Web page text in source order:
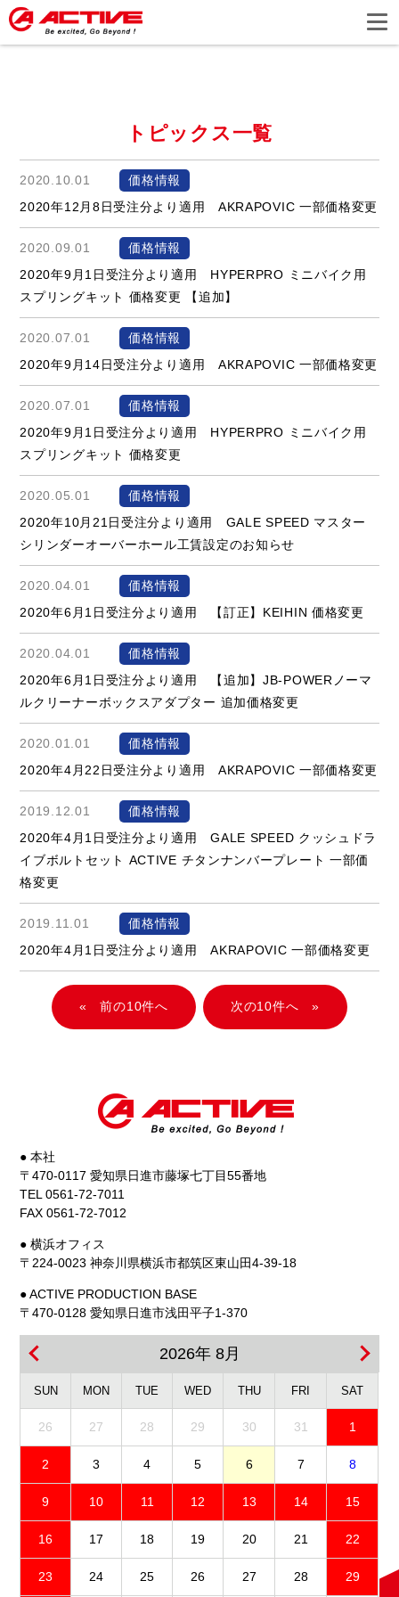
トピックス一覧
2020.10.01
価格情報
2020年12月8日受注分より適用 AKRAPOVIC 一部価格変更
2020.09.01
価格情報
2020年9月1日受注分より適用 HYPERPRO ミニバイク用
スプリングキット 価格変更 【追加】
2020.07.01
価格情報
2020年9月14日受注分より適用 AKRAPOVIC 一部価格変更
2020.07.01
価格情報
2020年9月1日受注分より適用 HYPERPRO ミニバイク用
スプリングキット 価格変更
2020.05.01
価格情報
2020年10月21日受注分より適用 GALE SPEED マスター
シリンダーオーバーホール工賃設定のお知らせ
2020.04.01
価格情報
2020年6月1日受注分より適用 【訂正】KEIHIN 価格変更
2020.04.01
価格情報
2020年6月1日受注分より適用 【追加】JB-POWERノーマ
ルクリーナーボックスアダプター 追加価格変更
2020.01.01
価格情報
2020年4月22日受注分より適用 AKRAPOVIC 一部価格変更
2019.12.01
価格情報
2020年4月1日受注分より適用 GALE SPEED クッシュドラ
イブボルトセット ACTIVE チタンナンバープレート 一部価
格変更
2019.11.01
価格情報
2020年4月1日受注分より適用 AKRAPOVIC 一部価格変更
« »
● 本社
〒470-0117 愛知県日進市藤塚七丁目55番地
TEL 0561-72-7011
FAX 0561-72-7012
● 横浜オフィス
〒224-0023 神奈川県横浜市都筑区東山田4-39-18
● ACTIVE PRODUCTION BASE
〒470-0128 愛知県日進市浅田平子1-370
2026年 8月
SUN MON TUE WED THU FRI SAT
26 27 28 29 30 31 1
2 3 4 5 6 7 8
9 10 11 12 13 14 15
16 17 18 19 20 21 22
23 24 25 26 27 28 29